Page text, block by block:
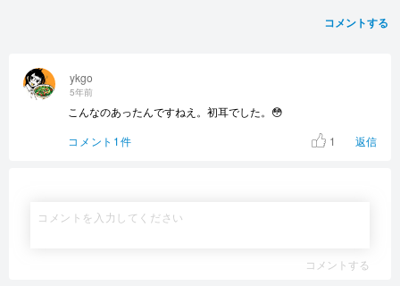
コメントする
ykgo
5年前
こんなのあったんですねえ。初耳でした。😳
コメント1件
1 返信
コメントする